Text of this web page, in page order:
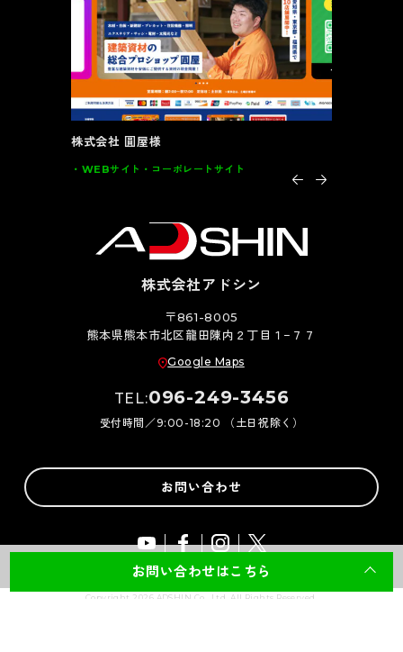
大川全家具様
グラフィック DM･カード類･POP 家具
株式会社アドシン
〒861-8005
熊本県熊本市北区龍田陳内２丁目１−７７
Google Maps
TEL:096-249-3456
受付時間／9:00-18:20 （土日祝除く）
お問い合わせ
Copyright 2026 ADSHIN Co., Ltd. All Rights Reserved.
お問い合わせはこちら